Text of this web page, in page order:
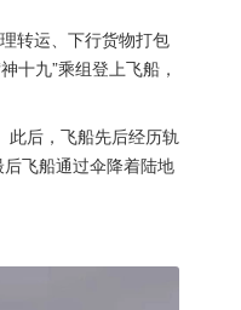
转运、下行货物打包
十九”乘组登上飞船，
此后，飞船先后经历轨
飞船通过伞降着陆地